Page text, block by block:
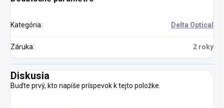
Kategória: Delta Optical
Záruka: 2 roky
Diskusia
Buďte prvý, kto napíše príspevok k tejto položke.